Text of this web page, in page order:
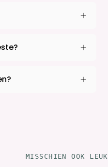
MISSCHIEN OOK LEUK